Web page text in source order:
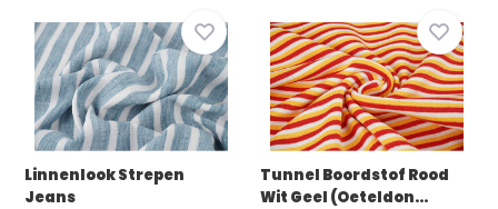
Linnenlook Strepen
Jeans
Tunnel Boordstof Rood
Wit Geel (Oeteldon...